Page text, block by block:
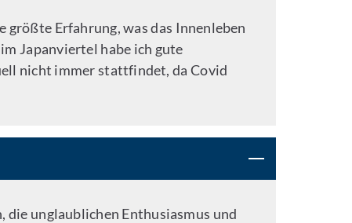
größte Erfahrung, was das Innenleben
Japanviertel habe ich gute
nicht immer stattfindet, da Covid
unglaublichen Enthusiasmus und